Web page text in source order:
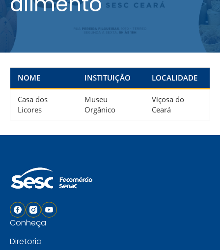
NOME INSTITUIÇÃO LOCALIDADE
Casa dos
Licores
Museu
Orgânico
Viçosa do
Ceará
Conheça
Diretoria